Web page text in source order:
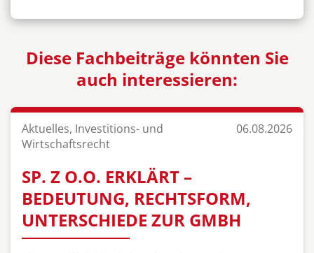
Diese Fachbeiträge könnten Sie
auch interessieren:
Aktuelles, Investitions- und
Wirtschaftsrecht
06.08.2026
SP. Z O.O. ERKLÄRT –
BEDEUTUNG, RECHTSFORM,
UNTERSCHIEDE ZUR GMBH